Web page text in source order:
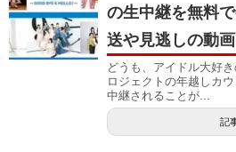
の生中継を無料
送や見逃しの動
どうも、アイドル大好
ロジェクトの年越しカ
中継されることが...
記